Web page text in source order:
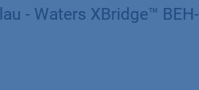
- Waters XBridge™ BEH-